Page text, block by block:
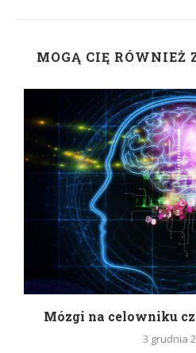
MOGĄ CIĘ RÓWNIEŻ
Mózgi na celowniku
3 grudnia